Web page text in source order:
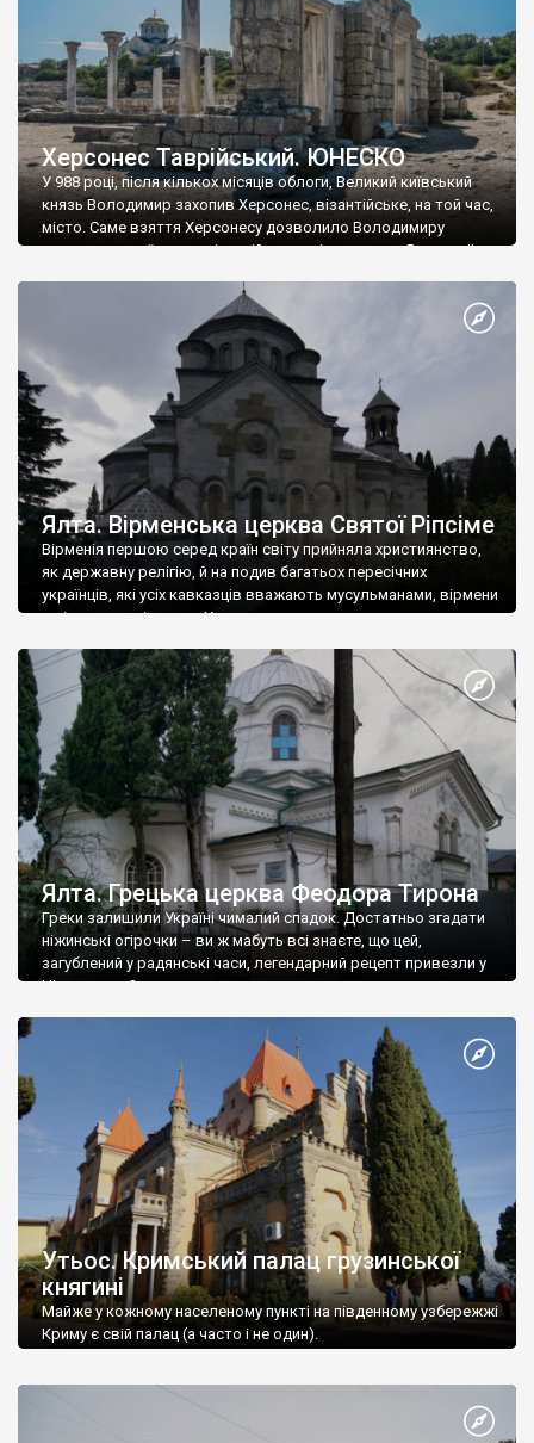
Херсонес Таврійський. ЮНЕСКО
У 988 році, після кількох місяців облоги, Великий київський
князь Володимир захопив Херсонес, візантійське, на той час,
місто. Саме взяття Херсонесу дозволило Володимиру
диктувати свої умови візантійському імператору Василю ІІ, та
Херсонесі Володимир-язичник, став Василем-християнином.
А потім було Хрещення Русі. На честь Херсонесу Таврійського
Ялта. Вірменська церква Святої Ріпсіме
Вірменія першою серед країн світу прийняла християнство,
як державну релігію, й на подив багатьох пересічних
українців, які усіх кавказців вважають мусульманами, вірмени
є відданими вірянами Христа
Ялта. Грецька церква Феодора Тирона
Греки залишили Україні чималий спадок. Достатньо згадати
ніжинські огірочки – ви ж мабуть всі знаєте, що цей,
загублений у радянські часи, легендарний рецепт привезли у
Ніжин греки?
Утьос. Кримський палац грузинської
княгині
Майже у кожному населеному пункті на південному узбережжі
Криму є свій палац (а часто і не один).